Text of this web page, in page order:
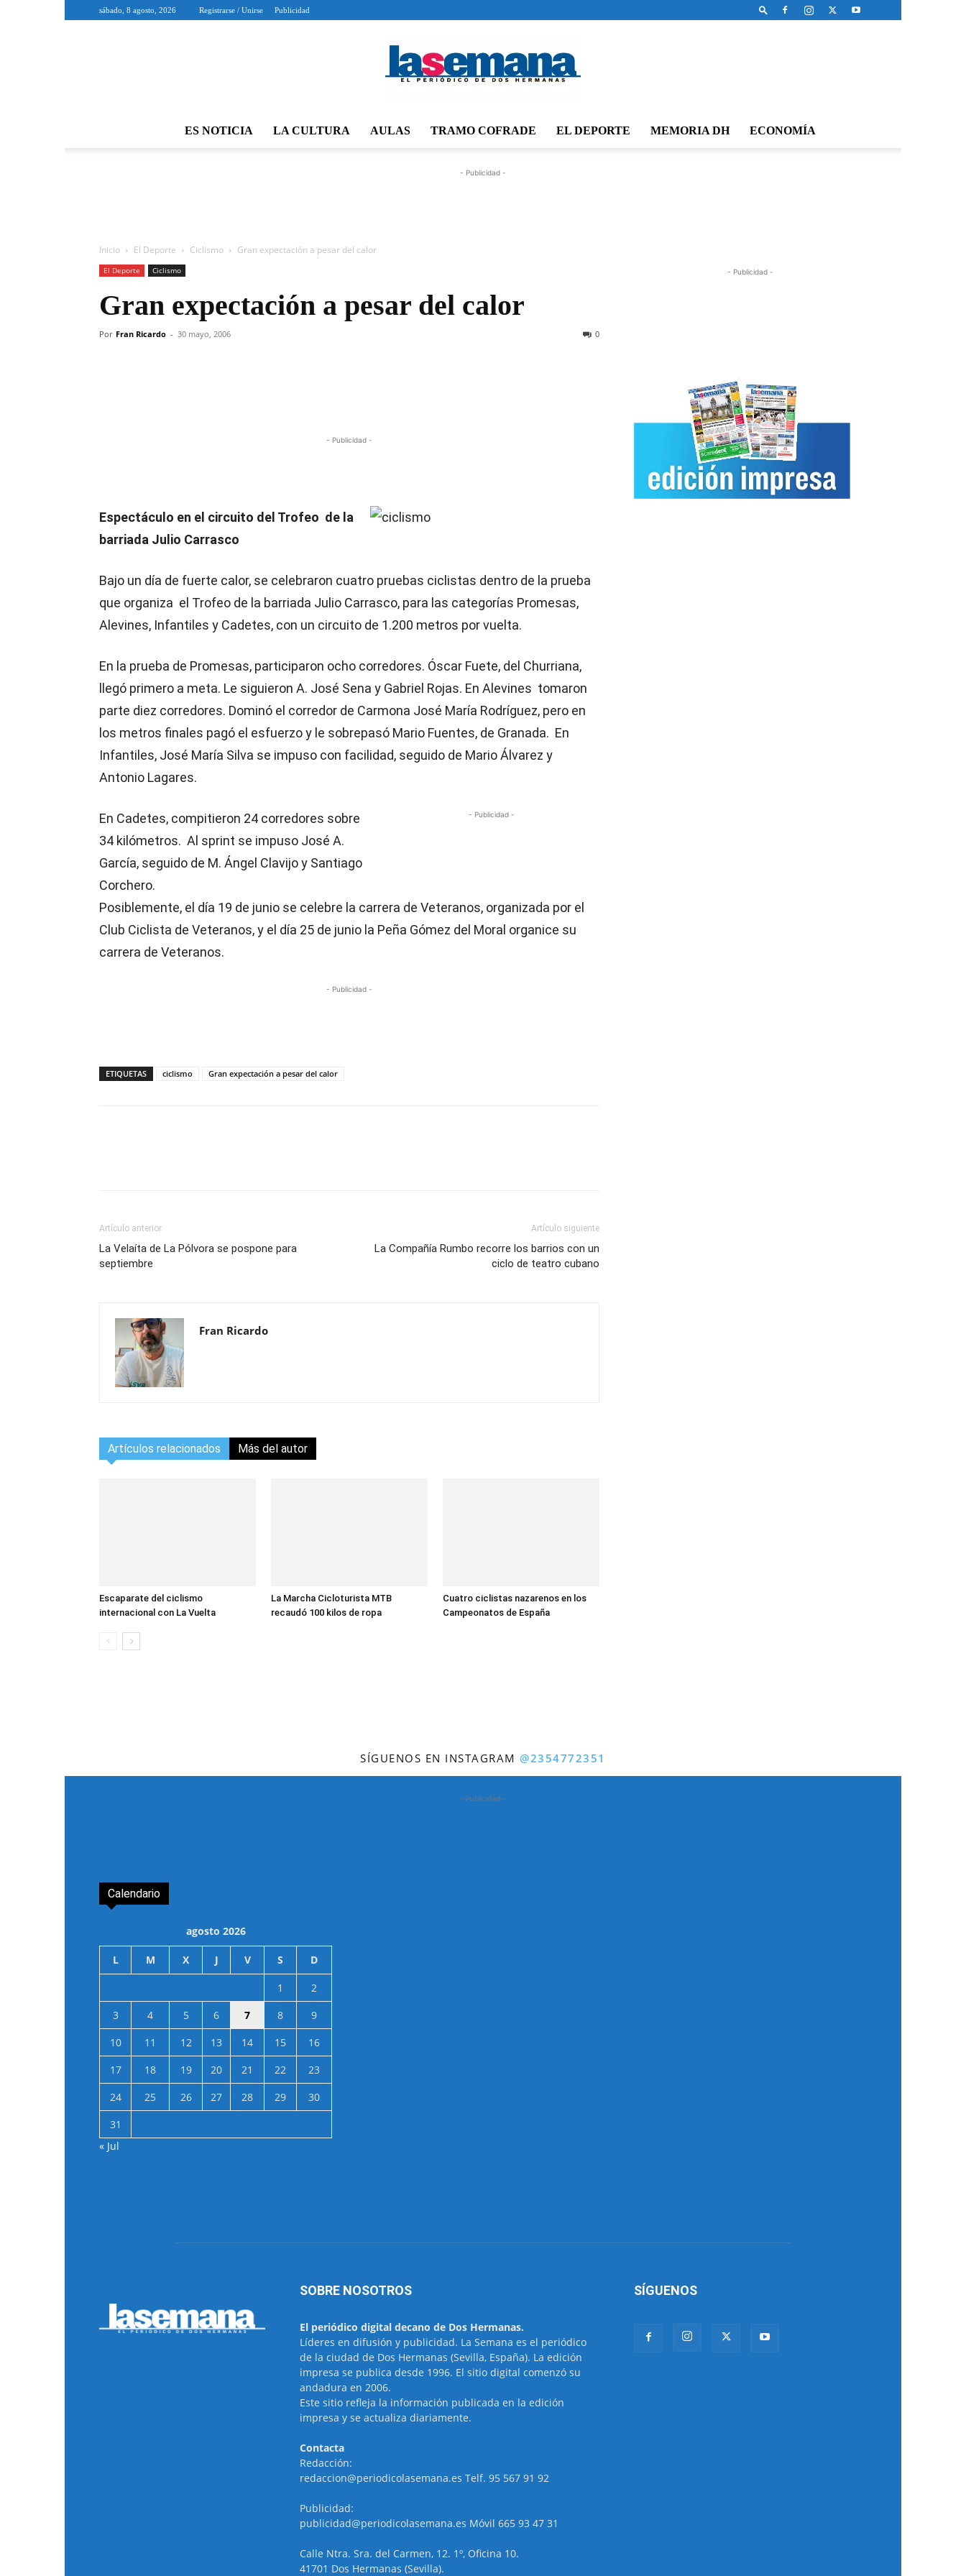
sábado, 8 agosto, 2026 Registrarse / Unirse Publicidad
ES NOTICIA LA CULTURA AULAS TRAMO COFRADE EL DEPORTE MEMORIA DH ECONOMÍA
- Publicidad -
Inicio El Deporte Ciclismo Gran expectación a pesar del calor
El Deporte Ciclismo
Gran expectación a pesar del calor
Por Fran Ricardo - 30 mayo, 2006 0
- Publicidad -
Espectáculo en el circuito del Trofeo de la
barriada Julio Carrasco
Bajo un día de fuerte calor, se celebraron cuatro pruebas ciclistas dentro de la prueba
que organiza el Trofeo de la barriada Julio Carrasco, para las categorías Promesas,
Alevines, Infantiles y Cadetes, con un circuito de 1.200 metros por vuelta.
En la prueba de Promesas, participaron ocho corredores. Óscar Fuete, del Churriana,
llegó primero a meta. Le siguieron A. José Sena y Gabriel Rojas. En Alevines tomaron
parte diez corredores. Dominó el corredor de Carmona José María Rodríguez, pero en
los metros finales pagó el esfuerzo y le sobrepasó Mario Fuentes, de Granada. En
Infantiles, José María Silva se impuso con facilidad, seguido de Mario Álvarez y
Antonio Lagares.
- Publicidad -
En Cadetes, compitieron 24 corredores sobre
34 kilómetros. Al sprint se impuso José A.
García, seguido de M. Ángel Clavijo y Santiago
Corchero.
Posiblemente, el día 19 de junio se celebre la carrera de Veteranos, organizada por el
Club Ciclista de Veteranos, y el día 25 de junio la Peña Gómez del Moral organice su
carrera de Veteranos.
- Publicidad -
ETIQUETAS ciclismo Gran expectación a pesar del calor
Artículo anterior
La Velaíta de La Pólvora se pospone para
septiembre
Artículo siguiente
La Compañía Rumbo recorre los barrios con un
ciclo de teatro cubano
Fran Ricardo
Artículos relacionados Más del autor
Escaparate del ciclismo
internacional con La Vuelta
La Marcha Cicloturista MTB
recaudó 100 kilos de ropa
Cuatro ciclistas nazarenos en los
Campeonatos de España
- Publicidad -
SÍGUENOS EN INSTAGRAM@2354772351
- Publicidad -
Calendario
agosto 2026
L M X J V S D
1
2
3
4 5 6 7 8
9
10
11 12 13 14 15
16
17
18 19 20 21 22
23
24
25 26 27 28 29
30
31
« Jul
SOBRE NOSOTROS
El periódico digital decano de Dos Hermanas.
Líderes en difusión y publicidad. La Semana es el periódico
de la ciudad de Dos Hermanas (Sevilla, España). La edición
impresa se publica desde 1996. El sitio digital comenzó su
andadura en 2006.
Este sitio refleja la información publicada en la edición
impresa y se actualiza diariamente.
Contacta
Redacción:
redaccion@periodicolasemana.es Telf. 95 567 91 92
Publicidad:
publicidad@periodicolasemana.es Móvil 665 93 47 31
Calle Ntra. Sra. del Carmen, 12. 1º, Oficina 10.
41701 Dos Hermanas (Sevilla).
SÍGUENOS